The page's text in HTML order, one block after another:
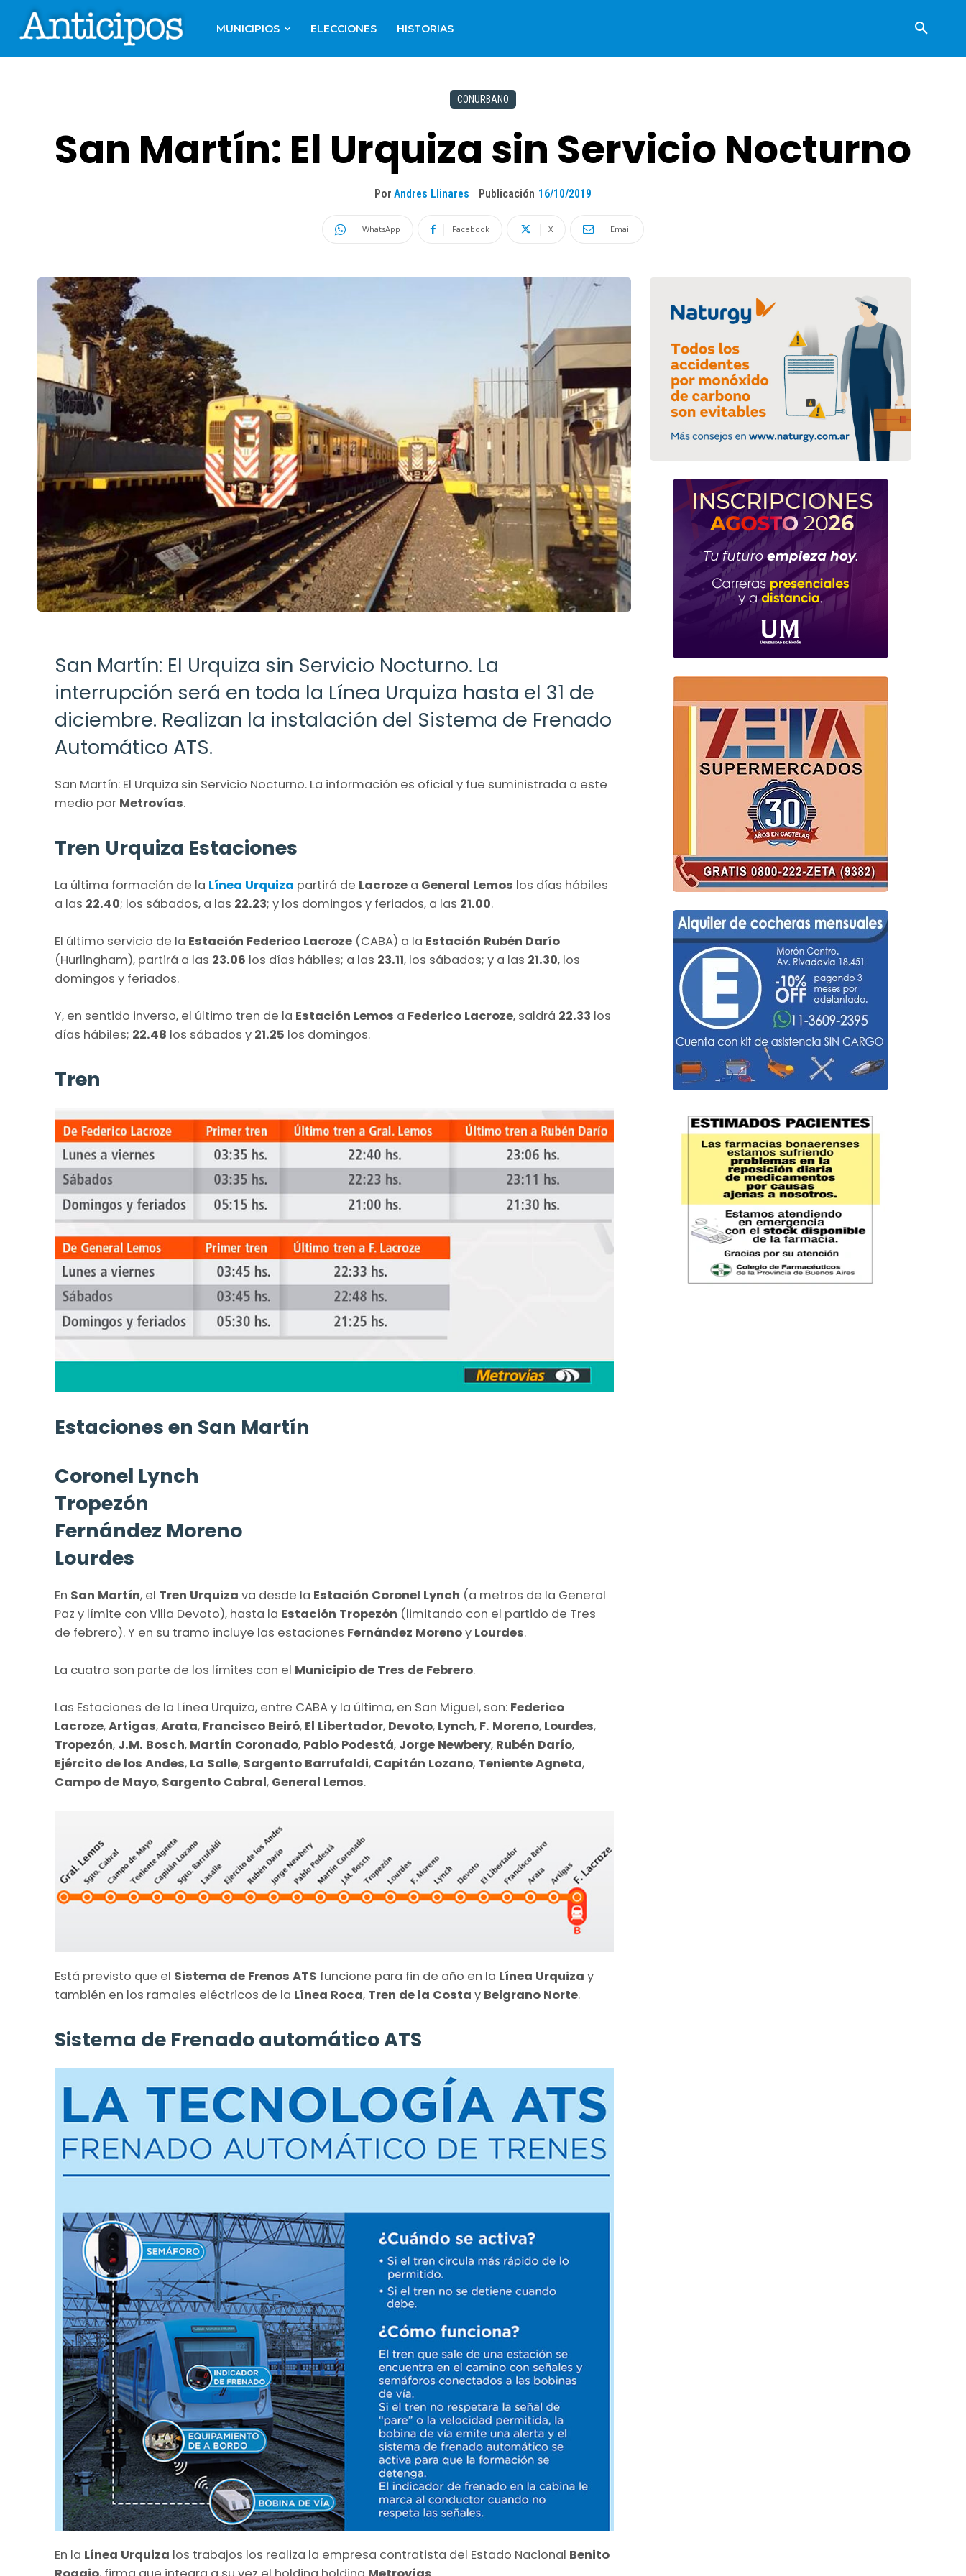
MUNICIPIOS ELECCIONES HISTORIAS
CONURBANO
San Martín: El Urquiza sin Servicio Nocturno
Por Andres Llinares Publicación 16/10/2019
WhatsApp Facebook X Email
San Martín: El Urquiza sin Servicio Nocturno. La
interrupción será en toda la Línea Urquiza hasta el 31 de
diciembre. Realizan la instalación del Sistema de Frenado
Automático ATS.
San Martín: El Urquiza sin Servicio Nocturno. La información es oficial y fue suministrada a este
medio por Metrovías.
Tren Urquiza Estaciones
La última formación de la Línea Urquiza partirá de Lacroze a General Lemos los días hábiles
a las 22.40; los sábados, a las 22.23; y los domingos y feriados, a las 21.00.
El último servicio de la Estación Federico Lacroze (CABA) a la Estación Rubén Darío
(Hurlingham), partirá a las 23.06 los días hábiles; a las 23.11, los sábados; y a las 21.30, los
domingos y feriados.
Y, en sentido inverso, el último tren de la Estación Lemos a Federico Lacroze, saldrá 22.33 los
días hábiles; 22.48 los sábados y 21.25 los domingos.
Tren
Estaciones en San Martín
Coronel Lynch
Tropezón
Fernández Moreno
Lourdes
En San Martín, el Tren Urquiza va desde la Estación Coronel Lynch (a metros de la General
Paz y límite con Villa Devoto), hasta la Estación Tropezón (limitando con el partido de Tres
de febrero). Y en su tramo incluye las estaciones Fernández Morenoy Lourdes.
La cuatro son parte de los límites con el Municipio de Tres de Febrero.
Las Estaciones de la Línea Urquiza, entre CABA y la última, en San Miguel, son: Federico
Lacroze,Artigas,Arata, Francisco Beiró, El Libertador, Devoto, Lynch, F. Moreno, Lourdes,
Tropezón, J.M. Bosch, Martín Coronado, Pablo Podestá, Jorge Newbery, Rubén Darío,
Ejército de los Andes, La Salle, Sargento Barrufaldi, Capitán Lozano, Teniente Agneta,
Campo de Mayo, Sargento Cabral, General Lemos.
Está previsto que el Sistema de Frenos ATS funcione para fin de año en la Línea Urquiza y
también en los ramales eléctricos de la Línea Roca, Tren de la Costa y Belgrano Norte.
Sistema de Frenado automático ATS
En la Línea Urquiza los trabajos los realiza la empresa contratista del Estado Nacional Benito